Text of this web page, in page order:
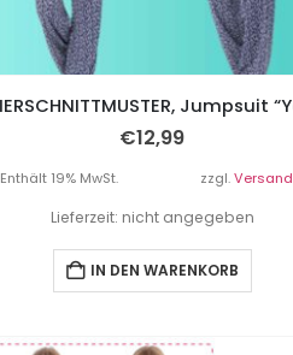
€12,99
Enthält 19% MwSt. zzgl.Versand
Lieferzeit: nicht angegeben
IN DEN WARENKORB